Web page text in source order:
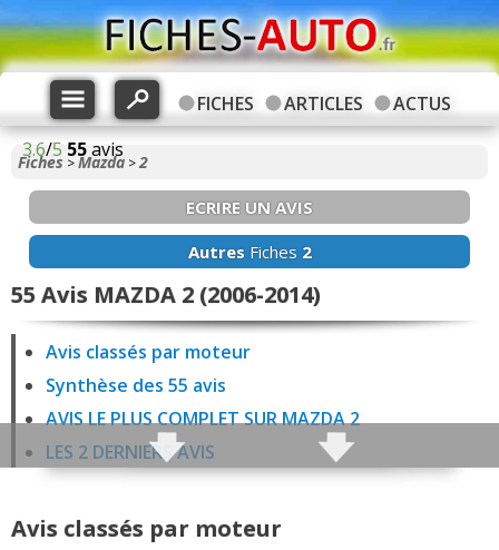
FICHES ARTICLES
ACTUS
3.6/5 55avis
Fiches >Mazda >2
ECRIRE UN AVIS
AutresFiches 2
55 Avis MAZDA 2 (2006-2014)
Avis classés par moteur
Synthèse des 55 avis
AVIS LE PLUS COMPLET SUR MAZDA 2
LES 2 DERNIERS AVIS
5 avis 2 1.3 85 ch Essence
Avis classés par moteur